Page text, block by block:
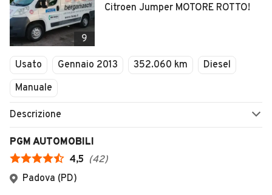
9
Citroen Jumper MOTORE ROTTO!
Usato Gennaio 2013 352.060 km
Diesel
Manuale
Descrizione
PGM AUTOMOBILI
4,5 (42)
Padova (PD)